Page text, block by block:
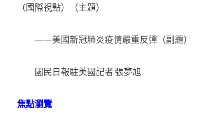
（國際視點）（主題）
——美國新冠肺炎疫情嚴重反彈（副題）
國民日報駐美國記者 張夢旭
焦點瀏覽